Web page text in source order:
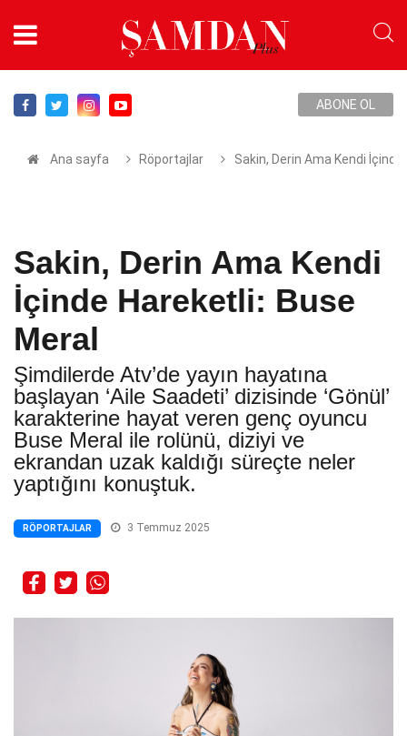
ABONE OL
Ana sayfa Röportajlar Sakin, Derin Ama Kendi
Sakin, Derin Ama Kendi
İçinde Hareketli: Buse
Meral
Şimdilerde Atv’de yayın hayatına
başlayan ‘Aile Saadeti’ dizisinde ‘Gönül’
karakterine hayat veren genç oyuncu
Buse Meral ile rolünü, diziyi ve
ekrandan uzak kaldığı süreçte neler
yaptığını konuştuk.
RÖPORTAJLAR 3 Temmuz 2025